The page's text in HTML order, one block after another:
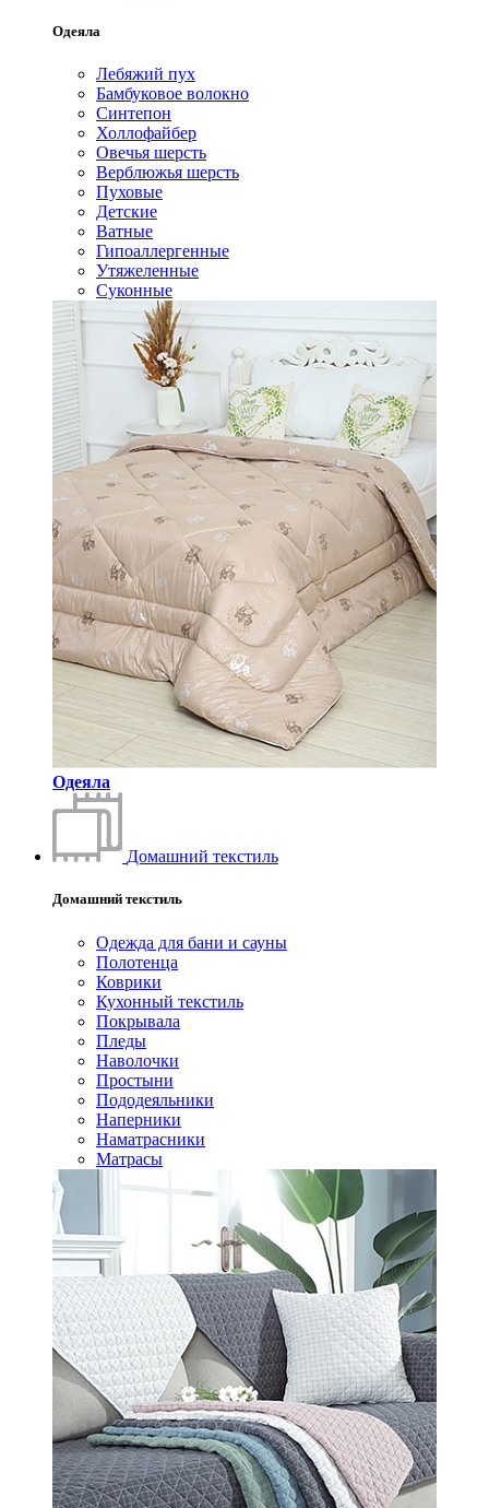
Одеяла
Лебяжий пух
Бамбуковое волокно
Синтепон
Холлофайбер
Овечья шерсть
Верблюжья шерсть
Пуховые
Детские
Ватные
Гипоаллергенные
Утяжеленные
Суконные
Одеяла
Домашний текстиль
Домашний текстиль
Одежда для бани и сауны
Полотенца
Коврики
Кухонный текстиль
Покрывала
Пледы
Наволочки
Простыни
Пододеяльники
Наперники
Наматрасники
Матрасы